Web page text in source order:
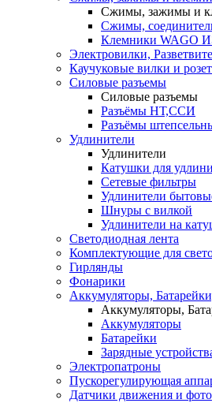
Сжимы, зажимы и
Сжимы,
Клемники WAGO
Электровилки,
Каучуковые вилки и
Силовые разъемы
Силовые разъемы
Разъёмы НТ,ССИ
Разъёмы
Удлинители
Удлинители
Катушки для
Сетевые фильтры
Удлинители
Шнуры с вилкой
Удлинители на
Светодиодная лента
Комплектующие для
Гирлянды
Фонарики
Аккумуляторы,
Аккумуляторы,
Аккумуляторы
Батарейки
Зарядные
Электропатроны
Пускорегулирующая
Датчики движения и